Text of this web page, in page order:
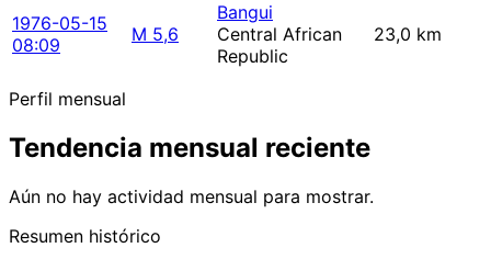
1976-05-15
08:09
M 5,6
Bangui
Central African
Republic
23,0 km
Perfil mensual
Tendencia mensual reciente
Aún no hay actividad mensual para mostrar.
Resumen histórico